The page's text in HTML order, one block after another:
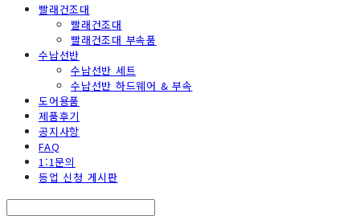
빨래건조대
빨래건조대
빨래건조대 부속품
수납선반
수납선반 세트
수납선반 하드웨어 & 부속
도어용품
제품후기
공지사항
FAQ
1:1문의
등업 신청 게시판